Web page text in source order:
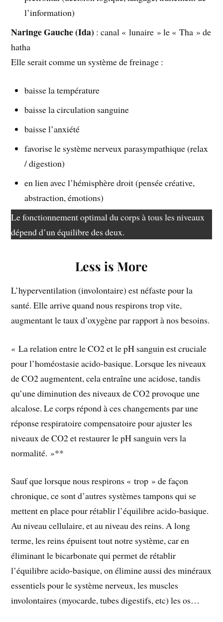
l’information)
Naringe Gauche (Ida) : canal « lunaire » le « Tha » de
hatha
Elle serait comme un système de freinage :
baisse la température
baisse la circulation sanguine
baisse l’anxiété
favorise le système nerveux parasympathique (relax
/ digestion)
en lien avec l’hémisphère droit (pensée créative,
abstraction, émotions)
Le fonctionnement optimal du corps à tous les niveaux
dépend d’un équilibre des deux.
Less is More
L’hyperventilation (involontaire) est néfaste pour la
santé. Elle arrive quand nous respirons trop vite,
augmentant le taux d’oxygène par rapport à nos besoins.
« La relation entre le CO2 et le pH sanguin est cruciale
pour l’homéostasie acido-basique. Lorsque les niveaux
de CO2 augmentent, cela entraîne une acidose, tandis
qu’une diminution des niveaux de CO2 provoque une
alcalose. Le corps répond à ces changements par une
réponse respiratoire compensatoire pour ajuster les
niveaux de CO2 et restaurer le pH sanguin vers la
normalité. »**
Sauf que lorsque nous respirons « trop » de façon
chronique, ce sont d’autres systèmes tampons qui se
mettent en place pour rétablir l’équilibre acido-basique.
Au niveau cellulaire, et au niveau des reins. A long
terme, les reins épuisent tout notre système, car en
éliminant le bicarbonate qui permet de rétablir
l’équilibre acido-basique, on élimine aussi des minéraux
essentiels pour le système nerveux, les muscles
involontaires (myocarde, tubes digestifs, etc) les os…